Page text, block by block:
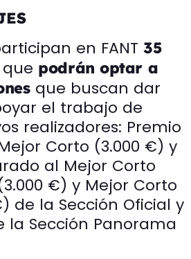
en FANT 35
que podrán optar a
que buscan dar
el trabajo de
realizadores: Premio
Corto (3.000 €) y
al Mejor Corto
€) y Mejor Corto
de la Sección Oficial y
la Sección Panorama